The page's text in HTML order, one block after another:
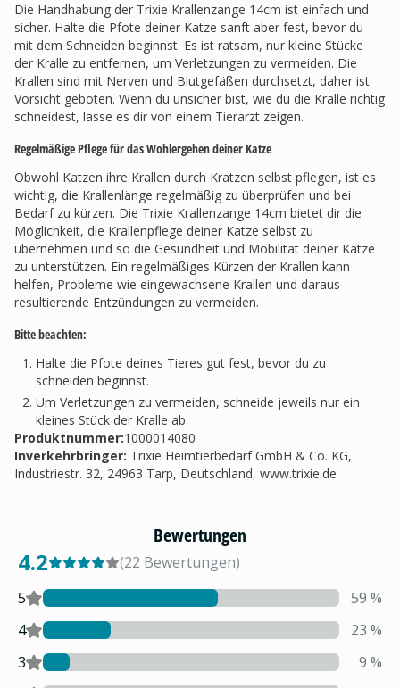
Die Handhabung der Trixie Krallenzange 14cm ist einfach und
sicher. Halte die Pfote deiner Katze sanft aber fest, bevor du
mit dem Schneiden beginnst. Es ist ratsam, nur kleine Stücke
der Kralle zu entfernen, um Verletzungen zu vermeiden. Die
Krallen sind mit Nerven und Blutgefäßen durchsetzt, daher ist
Vorsicht geboten. Wenn du unsicher bist, wie du die Kralle richtig
schneidest, lasse es dir von einem Tierarzt zeigen.
Regelmäßige Pflege für das Wohlergehen deiner Katze
Obwohl Katzen ihre Krallen durch Kratzen selbst pflegen, ist es
wichtig, die Krallenlänge regelmäßig zu überprüfen und bei
Bedarf zu kürzen. Die Trixie Krallenzange 14cm bietet dir die
Möglichkeit, die Krallenpflege deiner Katze selbst zu
übernehmen und so die Gesundheit und Mobilität deiner Katze
zu unterstützen. Ein regelmäßiges Kürzen der Krallen kann
helfen, Probleme wie eingewachsene Krallen und daraus
resultierende Entzündungen zu vermeiden.
Bitte beachten:
Halte die Pfote deines Tieres gut fest, bevor du zu
schneiden beginnst.
Um Verletzungen zu vermeiden, schneide jeweils nur ein
kleines Stück der Kralle ab.
Produktnummer:1000014080
Inverkehrbringer: Trixie Heimtierbedarf GmbH & Co. KG,
Industriestr. 32, 24963 Tarp, Deutschland, www.trixie.de
Bewertungen
4.2 (22 Bewertungen)
5
59 %
4
23 %
3
9 %